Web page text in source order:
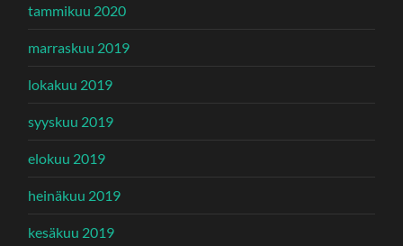
tammikuu 2020
marraskuu 2019
lokakuu 2019
syyskuu 2019
elokuu 2019
heinäkuu 2019
kesäkuu 2019